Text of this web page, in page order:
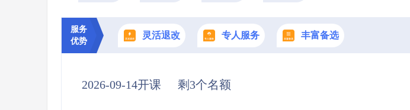
服务
优势
灵活退改 专人服务 丰富备选
2026-09-14开课 剩3个名额